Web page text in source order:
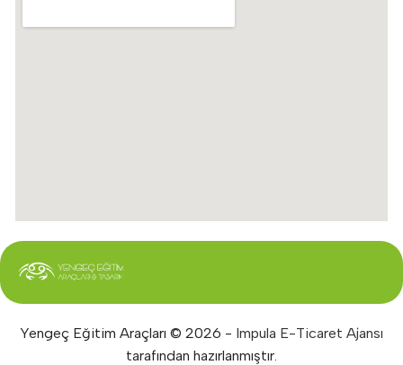
Yengeç Eğitim Araçları © 2026 - Impula E-Ticaret Ajansı
tarafından hazırlanmıştır.